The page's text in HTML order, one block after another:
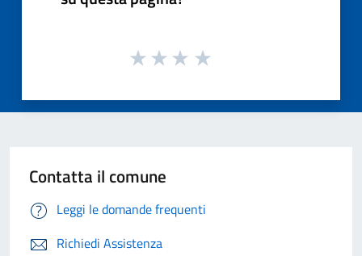
Contatta il comune
Leggi le domande frequenti
Richiedi Assistenza